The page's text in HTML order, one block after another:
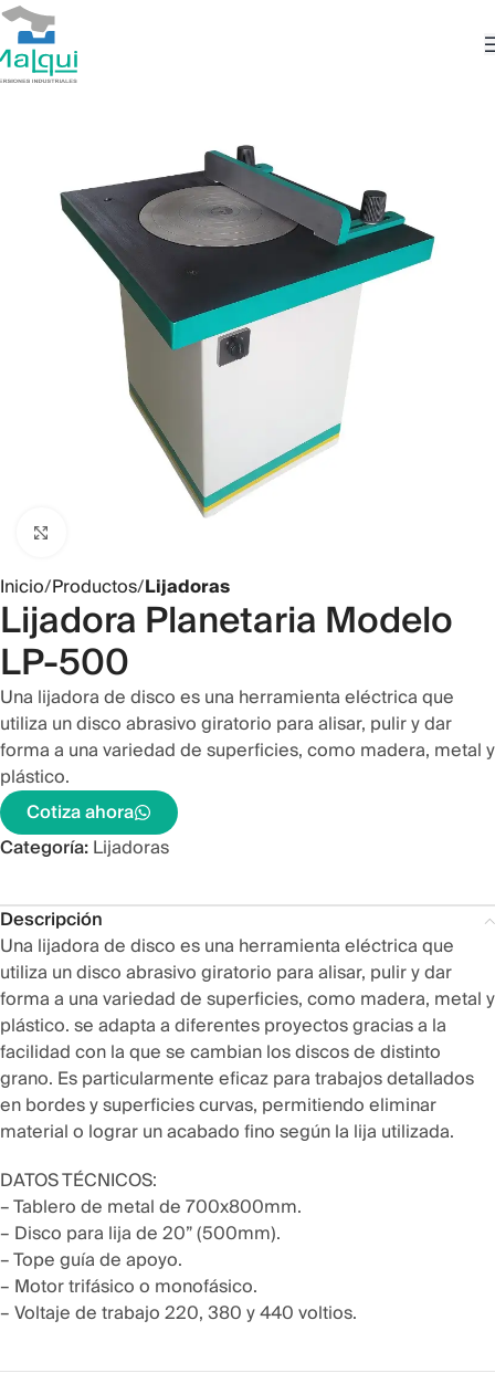
Inicio Productos Lijadoras
Lijadora Planetaria Modelo
LP-500
Una lijadora de disco es una herramienta eléctrica que
utiliza un disco abrasivo giratorio para alisar, pulir y dar
forma a una variedad de superficies, como madera, metal y
plástico.
Cotiza ahora
Categoría:Lijadoras
Descripción
Una lijadora de disco es una herramienta eléctrica que
utiliza un disco abrasivo giratorio para alisar, pulir y dar
forma a una variedad de superficies, como madera, metal y
plástico. se adapta a diferentes proyectos gracias a la
facilidad con la que se cambian los discos de distinto
grano. Es particularmente eficaz para trabajos detallados
en bordes y superficies curvas, permitiendo eliminar
material o lograr un acabado fino según la lija utilizada.
DATOS TÉCNICOS:
– Tablero de metal de 700x800mm.
– Disco para lija de 20” (500mm).
– Tope guía de apoyo.
– Motor trifásico o monofásico.
– Voltaje de trabajo 220, 380 y 440 voltios.